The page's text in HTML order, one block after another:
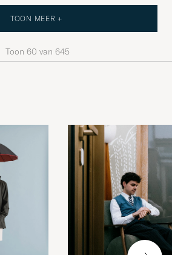
TOON MEER +
Toon 60 van 645